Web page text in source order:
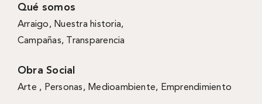
Qué somos
Arraigo, Nuestra historia,
Campañas, Transparencia
Obra Social
Arte , Personas, Medioambiente, Emprendimiento